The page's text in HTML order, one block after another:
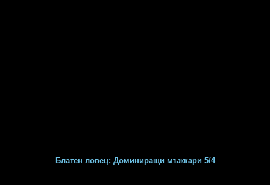
Блатен ловец: Доминиращи мъжкари 5/4